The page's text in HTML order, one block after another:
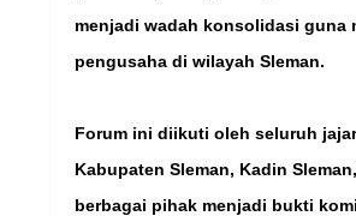
menjadi wadah konsolidasi guna
pengusaha di wilayah Sleman.
Forum ini diikuti oleh seluruh
Kabupaten Sleman, Kadin
berbagai pihak menjadi bukti